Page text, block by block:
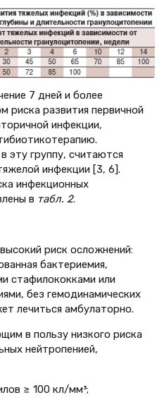
7 дней и более
риска развития первичной
инфекции,
группу, считаются
инфекции [3, 6].
инфекционных
в табл. 2.
риск осложнений:
бактериемия,
стафилококками или
без гемодинамических
лечиться амбулаторно.
в пользу низкого риска
нейтропенией,
≥ 100 кл/мм³;